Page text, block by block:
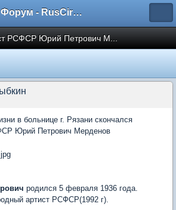
Форум - RusCircus.ru
РСФСР Юрий Петрович М...
в больнице г. Рязани скончался
Юрий Петрович Мерденов
родился 5 февраля 1936 года.
артист РСФСР(1992 г).